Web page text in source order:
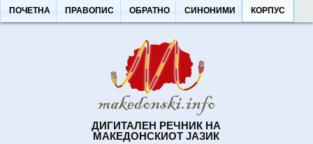
ДИГИТАЛЕН РЕЧНИК НА
МАКЕДОНСКИОТ ЈАЗИК
ПОЧЕТНА ПРАВОПИС ОБРАТНО СИНОНИМИ КОРПУС